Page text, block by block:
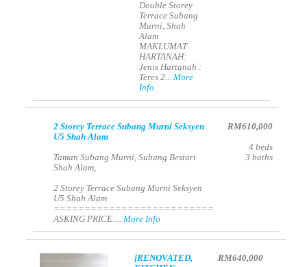
Double Storey
Terrace Subang
Murni, Shah
Alam
MAKLUMAT
HARTANAH:
Jenis Hartanah :
Teres 2...More
Info
2 Storey Terrace Subang Murni Seksyen
U5 Shah Alam
Taman Subang Murni, Subang Bestari
Shah Alam,
2 Storey Terrace Subang Murni Seksyen
U5 Shah Alam
==========================
ASKING PRICE:...More Info
RM610,000
4 beds
3 baths
[RENOVATED,
RM640,000